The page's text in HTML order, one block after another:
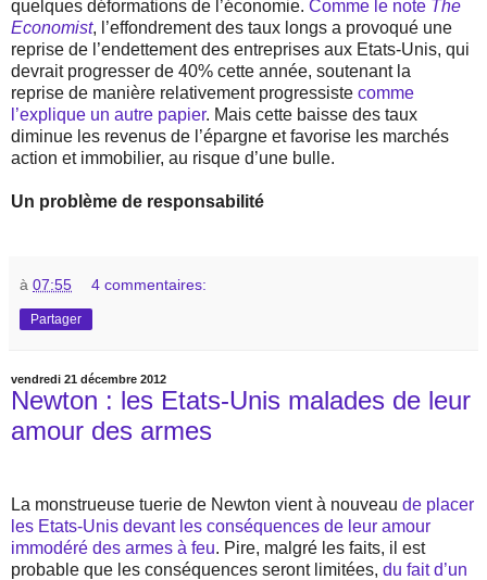
quelques déformations de l’économie. Comme le note The
Economist, l’effondrement des taux longs a provoqué une
reprise de l’endettement des entreprises aux Etats-Unis, qui
devrait progresser de 40% cette année, soutenant la
reprise de manière relativement progressiste comme
l’explique un autre papier. Mais cette baisse des taux
diminue les revenus de l’épargne et favorise les marchés
action et immobilier, au risque d’une bulle.
Un problème de responsabilité
à 07:55 4 commentaires:
Partager
vendredi 21 décembre 2012
Newton : les Etats-Unis malades de leur
amour des armes
La monstrueuse tuerie de Newton vient à nouveau de placer
les Etats-Unis devant les conséquences de leur amour
immodéré des armes à feu. Pire, malgré les faits, il est
probable que les conséquences seront limitées, du fait d’un